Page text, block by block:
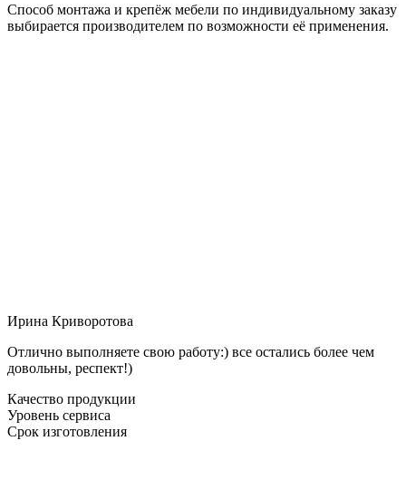
Способ монтажа и крепёж мебели по индивидуальному заказу
выбирается производителем по возможности её применения.
Ирина Криворотова
Отлично выполняете свою работу:) все остались более чем
довольны, респект!)
Качество продукции
Уровень сервиса
Срок изготовления